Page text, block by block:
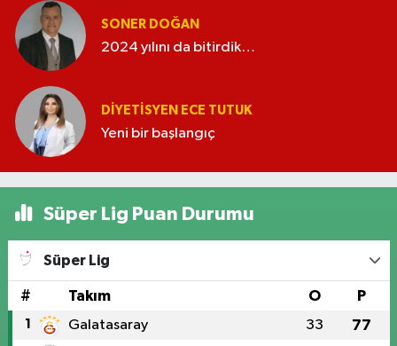
SONER DOĞAN
2024 yılını da bitirdik…
DIYETISYEN ECE TUTUK
Yeni bir başlangıç
Süper Lig Puan Durumu
Süper Lig
# Takım O P
1 Galatasaray 33 77